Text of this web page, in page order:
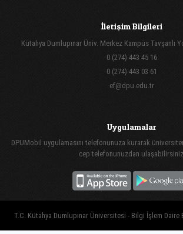
İletişim Bilgileri
Kütahya Dumlupınar Üniv. Merkez Kampüs Tavşanlı
0 (274) 443 45 16
0 (274) 443 03 61
ef@dpu.edu.tr
Uygulamalar
DPUMobil uygulamasını telefonunuza kurarak
cep telefonunuzdan ulaşabilirsiniz.
T.C. Kütahya Dumlupınar Üniversitesi - Bilgi İşlem Daire